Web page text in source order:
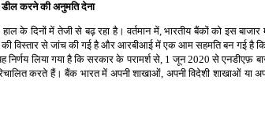
डील करने की अनुमति देना
के दिनों में तेजी से बढ़ रहा है। वर्तमान में, भारतीय बैंकों को इस
की विस्तार से जांच की गई है और आरबीआई में एक आम सहमति बन गई
लिया गया है कि सरकार के परामर्श से, 1 जून 2020 से एनडीएफ़
करते हैं। बैंक भारत में अपनी शाखाओं, अपनी विदेशी शाखाओं